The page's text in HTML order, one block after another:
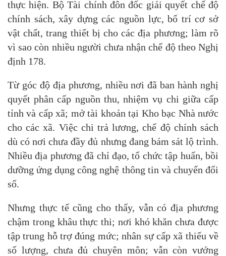
thực hiện. Bộ Tài chính đôn đốc giải quyết chế độ
chính sách, xây dựng các nguồn lực, bố trí cơ sở
vật chất, trang thiết bị cho các địa phương; làm rõ
vì sao còn nhiều người chưa nhận chế độ theo Nghị
định 178.
Từ góc độ địa phương, nhiều nơi đã ban hành nghị
quyết phân cấp nguồn thu, nhiệm vụ chi giữa cấp
tỉnh và cấp xã; mở tài khoản tại Kho bạc Nhà nước
cho các xã. Việc chi trả lương, chế độ chính sách
dù có nơi chưa đầy đủ nhưng đang bám sát lộ trình.
Nhiều địa phương đã chỉ đạo, tổ chức tập huấn, bồi
dưỡng ứng dụng công nghệ thông tin và chuyển đổi
số.
Nhưng thực tế cũng cho thấy, vẫn có địa phương
chậm trong khâu thực thi; nơi khó khăn chưa được
tập trung hỗ trợ đúng mức; nhân sự cấp xã thiếu về
số lượng, chưa đủ chuyên môn; vẫn còn vướng